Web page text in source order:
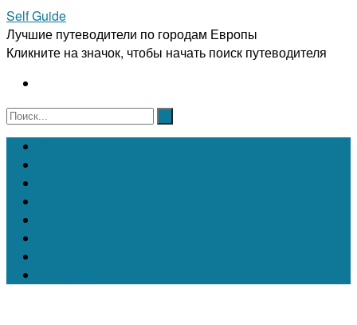
Self Guide
Лучшие путеводители по городам Европы
Кликните на значок, чтобы начать поиск путеводителя